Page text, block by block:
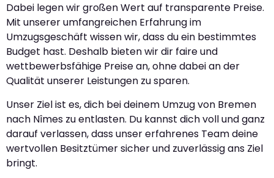
Dabei legen wir großen Wert auf transparente Preise.
Mit unserer umfangreichen Erfahrung im
Umzugsgeschäft wissen wir, dass du ein bestimmtes
Budget hast. Deshalb bieten wir dir faire und
wettbewerbsfähige Preise an, ohne dabei an der
Qualität unserer Leistungen zu sparen.
Unser Ziel ist es, dich bei deinem Umzug von Bremen
nach Nîmes zu entlasten. Du kannst dich voll und ganz
darauf verlassen, dass unser erfahrenes Team deine
wertvollen Besitztümer sicher und zuverlässig ans Ziel
bringt.